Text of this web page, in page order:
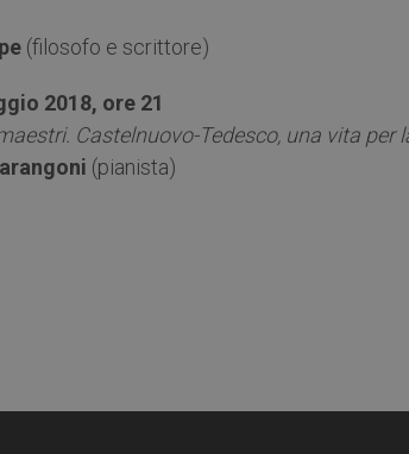
(filosofo e scrittore)
2018, ore 21
Castelnuovo-Tedesco, una vita per
(pianista)